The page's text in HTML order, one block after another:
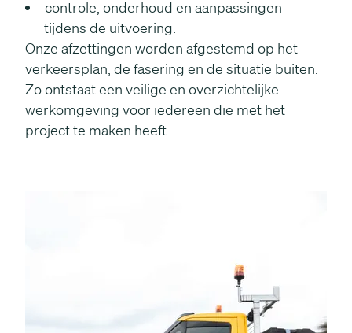
controle, onderhoud en aanpassingen
tijdens de uitvoering.
Onze afzettingen worden afgestemd op het
verkeersplan, de fasering en de situatie buiten.
Zo ontstaat een veilige en overzichtelijke
werkomgeving voor iedereen die met het
project te maken heeft.